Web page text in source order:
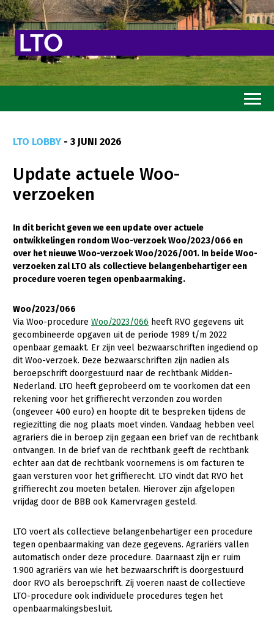
Goed eten
Mooi groen
Sterk ondernemerschap
Transitiepaden
Thema’s
Gezonde dieren
Natuur, klimaat en energie
Bodem en water
Platteland en omgeving
Mens, ondernemerschap en onderwijs
Internationaal
Sectoren
Dier
Biologische Landbouw
Kalverhouderij
Konijnenhouderij
Melkveehouderij
Paardenhouderij
Plant
Biologische Landbouw
Bollenteelt
Bomen, vaste planten en zomerbloemen
Fruitteelt
Multifunctioneel
Vrouw en Bedrijf
Onderwerpen
Nieuws
Nieuwsabonnement
LTO LOBBY - 3 JUNI 2026
Update actuele Woo-
verzoeken
In dit bericht geven we een update over actuele
ontwikkelingen rondom Woo-verzoek Woo/2023/066 en
over het nieuwe Woo-verzoek Woo/2026/001. In beide Woo-
verzoeken zal LTO als collectieve belangenbehartiger een
procedure voeren tegen openbaarmaking.
Woo/2023/066
Via Woo-procedure Woo/2023/066 heeft RVO gegevens uit
gecombineerde opgaven uit de periode 1989 t/m 2022
openbaar gemaakt. Er zijn veel bezwaarschriften ingediend op
dit Woo-verzoek. Deze bezwaarschriften zijn nadien als
beroepschrift doorgestuurd naar de rechtbank Midden-
Nederland. LTO heeft geprobeerd om te voorkomen dat een
rekening voor het griffierecht verzonden zou worden
(ongeveer 400 euro) en hoopte dit te bespreken tijdens de
regiezitting die nog plaats moet vinden. Vandaag hebben veel
agrariërs die in beroep zijn gegaan een brief van de rechtbank
ontvangen. In de brief van de rechtbank geeft de rechtbank
echter aan dat de rechtbank voornemens is om facturen te
gaan versturen voor het griffierecht. LTO vindt dat RVO het
griffierecht zou moeten betalen. Hierover zijn afgelopen
vrijdag door de BBB ook Kamervragen gesteld.
LTO voert als collectieve belangenbehartiger een procedure
tegen openbaarmaking van deze gegevens. Agrariërs vallen
automatisch onder deze procedure. Daarnaast zijn er ruim
1.900 agrariërs van wie het bezwaarschrift is doorgestuurd
door RVO als beroepschrift. Zij voeren naast de collectieve
LTO-procedure ook individuele procedures tegen het
openbaarmakingsbesluit.